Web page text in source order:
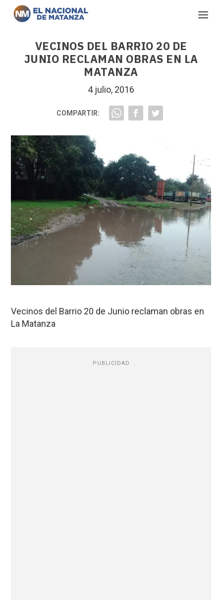
VECINOS DEL BARRIO 20 DE
JUNIO RECLAMAN OBRAS EN LA
MATANZA
4 julio, 2016
COMPARTIR:
Vecinos del Barrio 20 de Junio reclaman obras en
La Matanza
PUBLICIDAD